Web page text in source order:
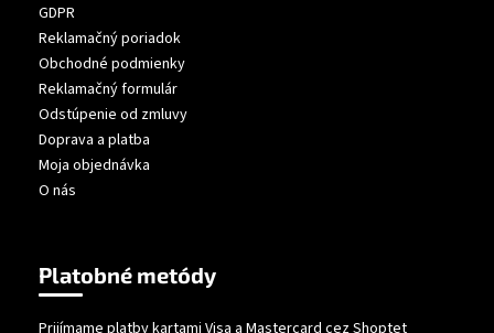
GDPR
Reklamačný poriadok
Obchodné podmienky
Reklamačný formulár
Odstúpenie od zmluvy
Doprava a platba
Moja objednávka
O nás
Platobné metódy
Prijímame platby kartami Visa a Mastercard cez Shoptet